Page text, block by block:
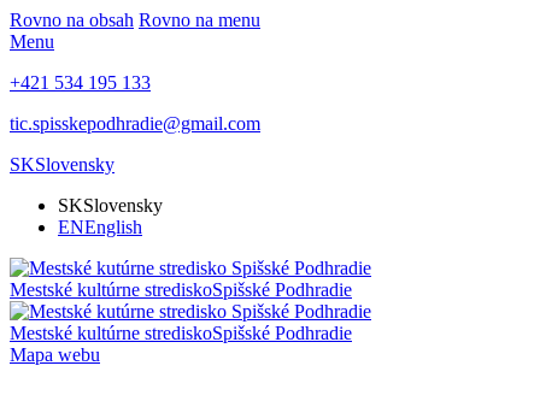
Rovno na obsah Rovno na menu
Menu
+421 534 195 133
tic.spisskepodhradie@gmail.com
SKSlovensky
SKSlovensky
ENEnglish
Mestské kultúrne strediskoSpišské Podhradie
Mestské kultúrne strediskoSpišské Podhradie
Mapa webu